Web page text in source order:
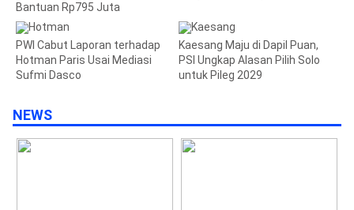
Bantuan Rp795 Juta
PWI Cabut Laporan terhadap
Hotman Paris Usai Mediasi
Sufmi Dasco
Kaesang Maju di Dapil Puan,
PSI Ungkap Alasan Pilih Solo
untuk Pileg 2029
NEWS